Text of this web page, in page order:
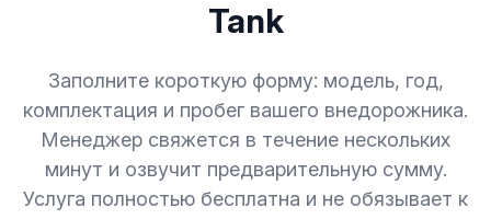
Tank
Заполните короткую форму: модель, год,
комплектация и пробег вашего внедорожника.
Менеджер свяжется в течение нескольких
минут и озвучит предварительную сумму.
Услуга полностью бесплатна и не обязывает к